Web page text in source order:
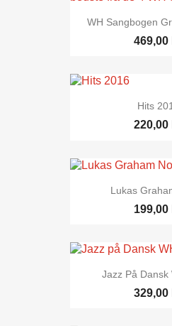
WH Sangbogen
469,00
Hits
220,00
Lukas
199,00
Jazz På Dansk
329,00